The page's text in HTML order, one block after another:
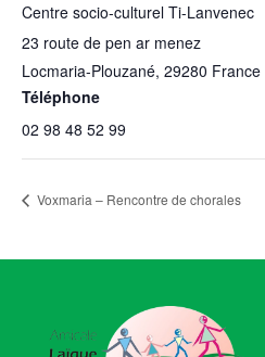
Centre socio-culturel Ti-Lanvenec
23 route de pen ar menez
Locmaria-Plouzané, 29280 France
Téléphone
02 98 48 52 99
Voxmaria – Rencontre de chorales